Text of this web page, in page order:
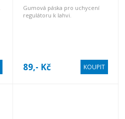
Gumová páska pro uchycení
regulátoru k lahvi.
89,- Kč KOUPIT